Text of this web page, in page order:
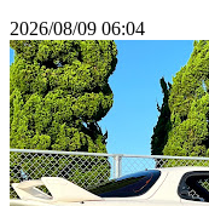
2026/08/09 06:04